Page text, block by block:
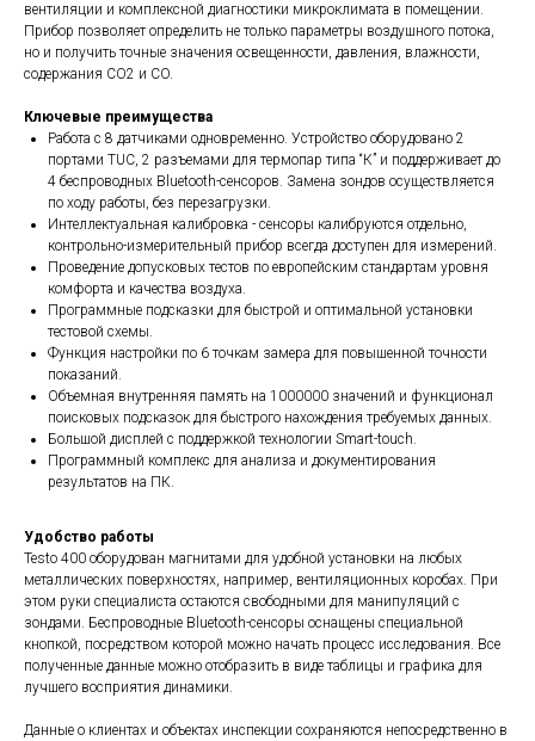
вентиляции и комплексной диагностики микроклимата в помещении.
Прибор позволяет определить не только параметры воздушного потока,
но и получить точные значения освещенности, давления, влажности,
содержания CO2 и CO.
Ключевые преимущества
Работа с 8 датчиками одновременно. Устройство оборудовано 2
портами TUC, 2 разъемами для термопар типа “К” и поддерживает до
4 беспроводных Bluetooth-сенсоров. Замена зондов осуществляется
по ходу работы, без перезагрузки.
Интеллектуальная калибровка - сенсоры калибруются отдельно,
контрольно-измерительный прибор всегда доступен для измерений.
Проведение допусковых тестов по европейским стандартам уровня
комфорта и качества воздуха.
Программные подсказки для быстрой и оптимальной установки
тестовой схемы.
Функция настройки по 6 точкам замера для повышенной точности
показаний.
Объемная внутренняя память на 1000000 значений и функционал
поисковых подсказок для быстрого нахождения требуемых данных.
Большой дисплей с поддержкой технологии Smart-touch.
Программный комплекс для анализа и документирования
результатов на ПК.
Удобство работы
Testo 400 оборудован магнитами для удобной установки на любых
металлических поверхностях, например, вентиляционных коробах. При
этом руки специалиста остаются свободными для манипуляций с
зондами. Беспроводные Bluetooth-сенсоры оснащены специальной
кнопкой, посредством которой можно начать процесс исследования. Все
полученные данные можно отобразить в виде таблицы и графика для
лучшего восприятия динамики.
Данные о клиентах и объектах инспекции сохраняются непосредственно в